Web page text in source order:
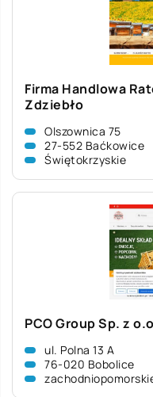
Firma Handlowa
Zdziebło
Olszownica 75
27-552 Baćkowice
Świętokrzyskie
PCO Group Sp. z
ul. Polna 13 A
76-020 Bobolice